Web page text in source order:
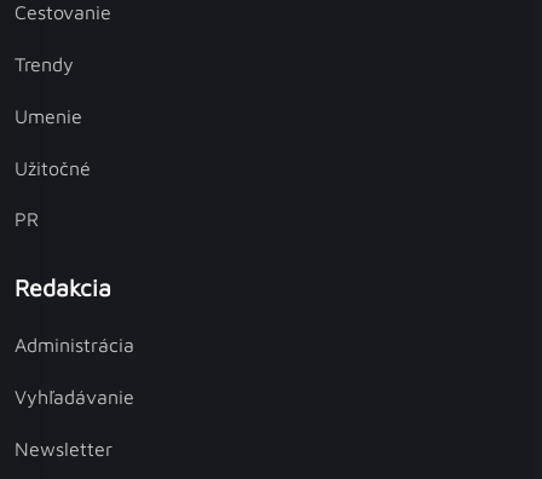
Cestovanie
Trendy
Umenie
Užitočné
PR
Redakcia
Administrácia
Vyhľadávanie
Newsletter